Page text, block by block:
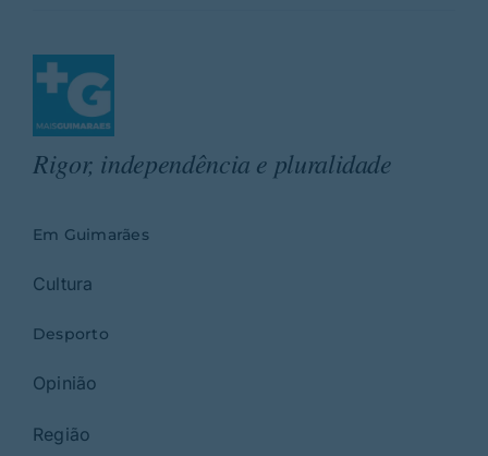
Rigor, independência e pluralidade
Em Guimarães
Cultura
Desporto
Opinião
Região